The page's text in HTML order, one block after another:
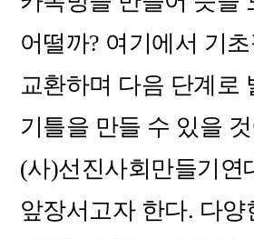
어떨까? 여기에서 기
교환하며 다음 단계로
기틀을 만들 수 있을
(사)선진사회만들기연
앞장서고자 한다. 다양